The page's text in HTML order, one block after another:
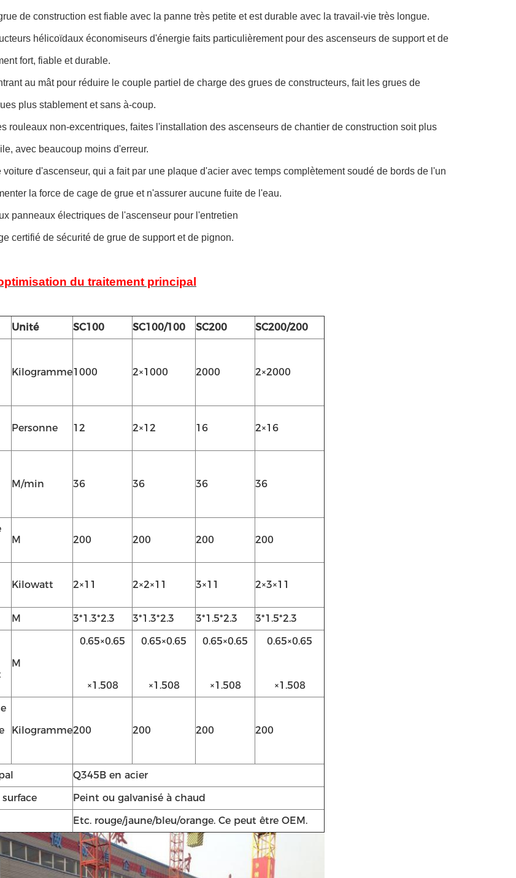
de construction est fiable avec la panne très petite et est durable avec la travail-vie très longue.
hélicoïdaux économiseurs d'énergie faits particulièrement pour des ascenseurs de support et de
fort, fiable et durable.
au mât pour réduire le couple partiel de charge des grues de constructeurs, fait les grues de
plus stablement et sans à-coup.
rouleaux non-excentriques, faites l'installation des ascenseurs de chantier de construction soit plus
avec beaucoup moins d'erreur.
voiture d'ascenseur, qui a fait par une plaque d'acier avec temps complètement soudé de bords de l'un
la force de cage de grue et n'assurer aucune fuite de l'eau.
panneaux électriques de l'ascenseur pour l'entretien
certifié de sécurité de grue de support et de pignon.
du traitement principal
Unité SC100 SC100/100 SC200
SC200/200
Kilogramme1000 2×1000 2000 2×2000
Personne 12 2×12 16 2×16
M/min 36 36 36 36
M 200 200 200 200
Kilowatt 2×11 2×2×11 3×11 2×3×11
M 3*1.3*2.3 3*1.3*2.3 3*1.5*2.3 3*1.5*2.3
M
0.65×0.65
×1.508
0.65×0.65
×1.508
0.65×0.65
×1.508
0.65×0.65
×1.508
Kilogramme200 200 200 200
Q345B en acier
Peint ou galvanisé à chaud
Etc. rouge/jaune/bleu/orange. Ce peut être OEM.